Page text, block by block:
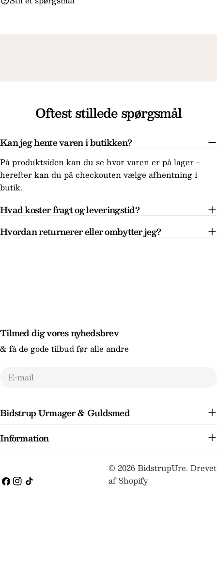
Oftest stillede spørgsmål
Kan jeg hente varen i butikken?
På produktsiden kan du se hvor varen er på lager -
herefter kan du på checkouten vælge afhentning i
butik.
Hvad koster fragt og leveringstid?
Hvordan returnerer eller ombytter jeg?
Bidstrup Urmager & Guldsmed
Information
Tilmed dig vores nyhedsbrev
& få de gode tilbud før alle andre
E-
Facebook
Instagram
TikTok
© 2026BidstrupUre. Drevet
af Shopify
Betalingsmetoder